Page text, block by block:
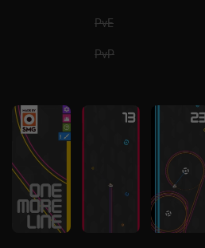
PvE
PvP